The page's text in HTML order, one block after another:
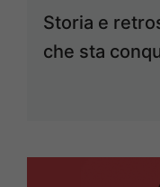
Storia e
che sta